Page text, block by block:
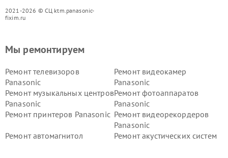
2021-2026 © СЦ ktm.panasonic-
fixim.ru
Мы ремонтируем
Ремонт телевизоров
Panasonic
Ремонт видеокамер
Panasonic
Ремонт музыкальных центров
Panasonic
Ремонт фотоаппаратов
Panasonic
Ремонт принтеров Panasonic Ремонт видеорекордеров
Panasonic
Ремонт автомагнитол
Ремонт акустических систем